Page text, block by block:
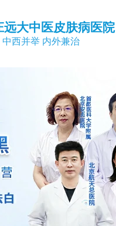
远大中医皮肤病医院
中西并举 内外兼治
些伤害和隐患